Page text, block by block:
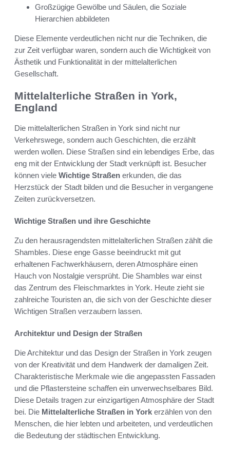
Großzügige Gewölbe und Säulen, die Soziale
Hierarchien abbildeten
Diese Elemente verdeutlichen nicht nur die Techniken, die
zur Zeit verfügbar waren, sondern auch die Wichtigkeit von
Ästhetik und Funktionalität in der mittelalterlichen
Gesellschaft.
Mittelalterliche Straßen in York,
England
Die mittelalterlichen Straßen in York sind nicht nur
Verkehrswege, sondern auch Geschichten, die erzählt
werden wollen. Diese Straßen sind ein lebendiges Erbe, das
eng mit der Entwicklung der Stadt verknüpft ist. Besucher
können viele Wichtige Straßen erkunden, die das
Herzstück der Stadt bilden und die Besucher in vergangene
Zeiten zurückversetzen.
Wichtige Straßen und ihre Geschichte
Zu den herausragendsten mittelalterlichen Straßen zählt die
Shambles. Diese enge Gasse beeindruckt mit gut
erhaltenen Fachwerkhäusern, deren Atmosphäre einen
Hauch von Nostalgie versprüht. Die Shambles war einst
das Zentrum des Fleischmarktes in York. Heute zieht sie
zahlreiche Touristen an, die sich von der Geschichte dieser
Wichtigen Straßen verzaubern lassen.
Architektur und Design der Straßen
Die Architektur und das Design der Straßen in York zeugen
von der Kreativität und dem Handwerk der damaligen Zeit.
Charakteristische Merkmale wie die angepassten Fassaden
und die Pflastersteine schaffen ein unverwechselbares Bild.
Diese Details tragen zur einzigartigen Atmosphäre der Stadt
bei. Die Mittelalterliche Straßen in York erzählen von den
Menschen, die hier lebten und arbeiteten, und verdeutlichen
die Bedeutung der städtischen Entwicklung.